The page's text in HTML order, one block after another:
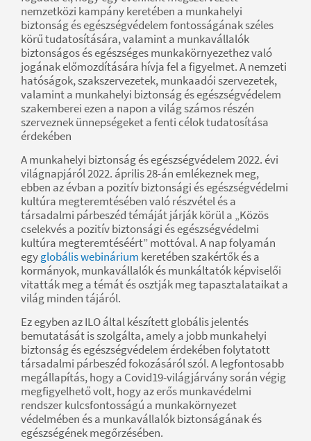
nemzetközi kampány keretében a munkahelyi
biztonság és egészségvédelem fontosságának széles
körű tudatosítására, valamint a munkavállalók
biztonságos és egészséges munkakörnyezethez való
jogának előmozdítására hívja fel a figyelmet. A nemzeti
hatóságok, szakszervezetek, munkaadói szervezetek,
valamint a munkahelyi biztonság és egészségvédelem
szakemberei ezen a napon a világ számos részén
szerveznek ünnepségeket a fenti célok tudatosítása
érdekében
A munkahelyi biztonság és egészségvédelem 2022. évi
világnapjáról 2022. április 28-án emlékeznek meg,
ebben az évban a pozitív biztonsági és egészségvédelmi
kultúra megteremtésében való részvétel és a
társadalmi párbeszéd témáját járják körül a „Közös
cselekvés a pozitív biztonsági és egészségvédelmi
kultúra megteremtéséért” mottóval. A nap folyamán
egyglobális webinárium keretében szakértők és a
kormányok, munkavállalók és munkáltatók képviselői
vitatták meg a témát és osztják meg tapasztalataikat a
világ minden tájáról.
Ez egyben az ILO által készített globális jelentés
bemutatását is szolgálta, amely a jobb munkahelyi
biztonság és egészségvédelem érdekében folytatott
társadalmi párbeszéd fokozásáról szól. A legfontosabb
megállapítás, hogy a Covid19-világjárvány során végig
megfigyelhető volt, hogy az erős munkavédelmi
rendszer kulcsfontosságú a munkakörnyezet
védelmében és a munkavállalók biztonságának és
egészségének megőrzésében.